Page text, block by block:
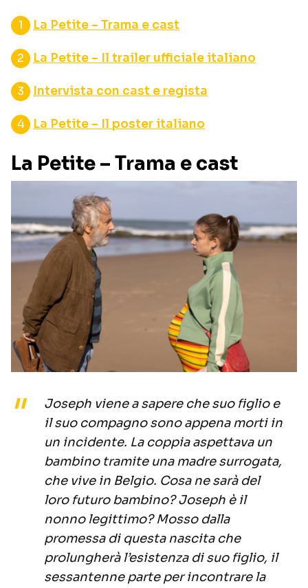
La Petite – Trama e cast
La Petite – Il trailer ufficiale italiano
Intervista con cast e regista
La Petite – Il poster italiano
La Petite – Trama e cast
Joseph viene a sapere che suo figlio e
il suo compagno sono appena morti in
un incidente. La coppia aspettava un
bambino tramite una madre surrogata,
che vive in Belgio. Cosa ne sarà del
loro futuro bambino? Joseph è il
nonno legittimo? Mosso dalla
promessa di questa nascita che
prolungherà l’esistenza di suo figlio, il
sessantenne parte per incontrare la